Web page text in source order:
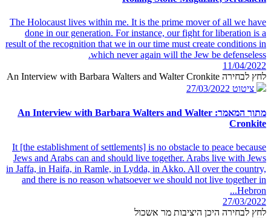
The Holocaust lives within me. It is the prime mover of all we have
done in our generation. For instance, our fight for liberation is a
result of the recognition that we in our time must create conditions in
which never again will the Jew be defenseless.
11/04/2022
לחץ לבחירה An Interview with Barbara Walters and Walter Cronkite
ציטוט 27/03/2022
מתוך המאמר: An Interview with Barbara Walters and Walter
Cronkite
It [the establishment of settlements] is no obstacle to peace because
Jews and Arabs can and should live together. Arabs live with Jews
in Jaffa, in Haifa, in Ramle, in Lydda, in Akko. All over the country,
and there is no reason whatsoever we should not live together in
Hebron...
27/03/2022
לחץ לבחירה היכן היציבות מר אשכול